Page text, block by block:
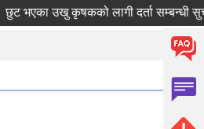
छुट भएका उखु कृषकको लागी दर्ता सम्बन्धी